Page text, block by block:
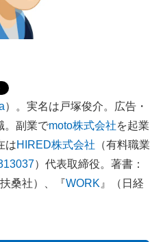
）。実名は戸塚俊介。広告・
。副業でmoto株式会社を起業
はHIRED株式会社 （有料職業
）代表取締役。著書：
桑社）、『WORK』（日経